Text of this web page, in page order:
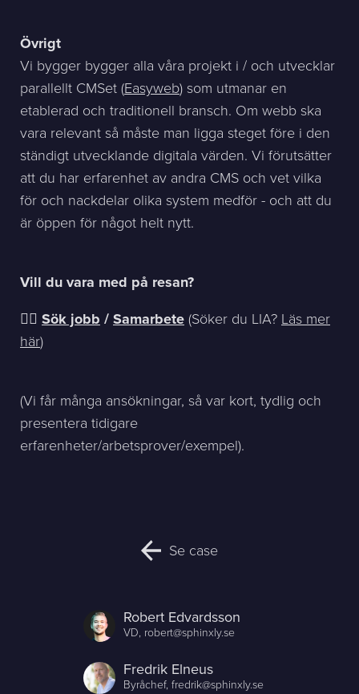
Övrigt
Vi bygger bygger alla våra projekt i / och utvecklar
parallellt CMSet (Easyweb) som utmanar en
etablerad och traditionell bransch. Om webb ska
vara relevant så måste man ligga steget före i den
ständigt utvecklande digitala värden. Vi förutsätter
att du har erfarenhet av andra CMS och vet vilka
för och nackdelar olika system medför - och att du
är öppen för något helt nytt.
Vill du vara med på resan?
👉🏻 Sök jobb /Samarbete(Söker du LIA? Läs mer
här)
(Vi får många ansökningar, så var kort, tydlig och
presentera tidigare
erfarenheter/arbetsprover/exempel).
Se case
Robert Edvardsson
VD, robert@sphinxly.se
Fredrik Elneus
Byråchef,fredrik@sphinxly.se